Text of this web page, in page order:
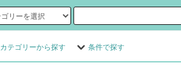
カテゴリーから探す 条件で探す